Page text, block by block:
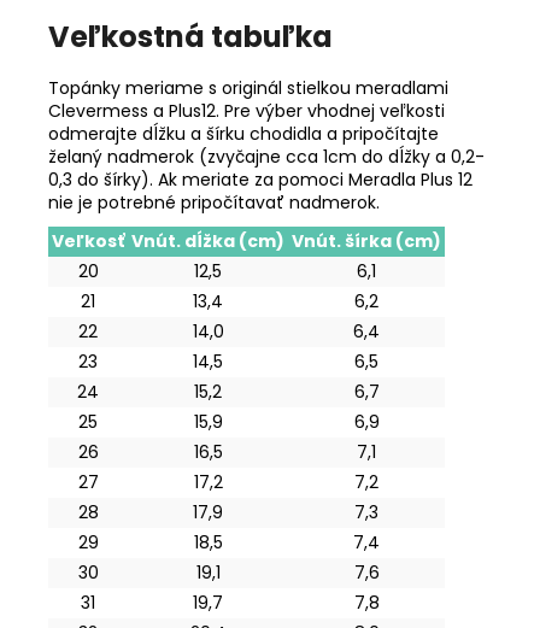
Veľkostná tabuľka
Topánky meriame s originál stielkou meradlami
Clevermess a Plus12. Pre výber vhodnej veľkosti
odmerajte dĺžku a šírku chodidla a pripočítajte
želaný nadmerok (zvyčajne cca 1cm do dĺžky a 0,2-
0,3 do šírky). Ak meriate za pomoci Meradla Plus 12
nie je potrebné pripočítavať nadmerok.
Veľkosť Vnút. dĺžka (cm) Vnút. šírka (cm)
20
12,5
6,1
21
13,4
6,2
22
14,0
6,4
23
14,5
6,5
24
15,2
6,7
25
15,9
6,9
26
16,5
7,1
27
17,2
7,2
28
17,9
7,3
29
18,5
7,4
30
19,1
7,6
31
19,7
7,8